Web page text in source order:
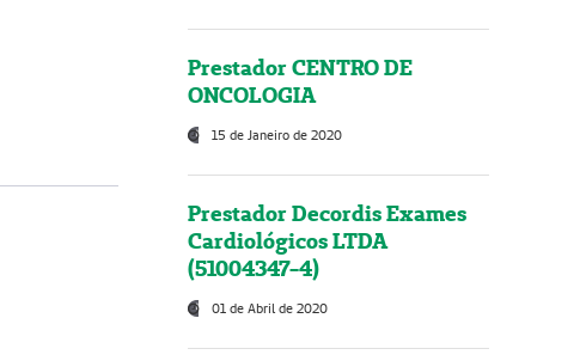
Prestador CENTRO DE
ONCOLOGIA
15 de Janeiro de 2020
Prestador Decordis Exames
Cardiológicos LTDA
(51004347-4)
01 de Abril de 2020